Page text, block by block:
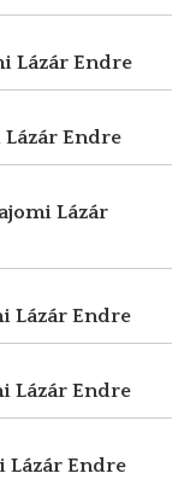
Lázár Endre
Lázár Endre
Lázár
Lázár Endre
Lázár Endre
Lázár Endre